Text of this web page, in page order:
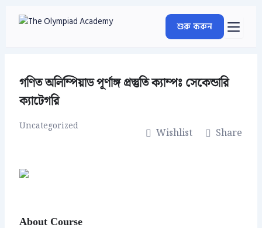
শুরু করুন
গণিত অলিম্পিয়াড পূর্ণাঙ্গ প্রস্তুতি ক্যাম্পঃ সেকেন্ডারি
ক্যাটেগরি
Uncategorized
Wishlist Share
About Course